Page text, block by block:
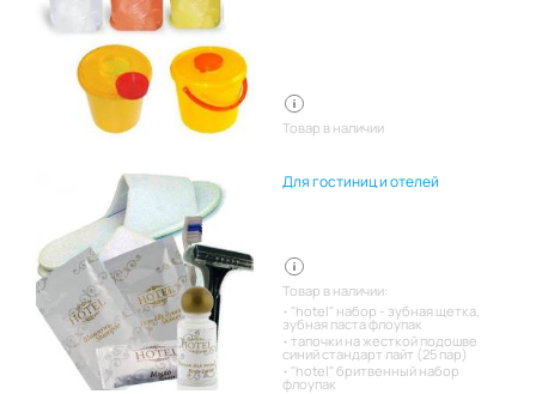
Товар в наличии
Для гостиниц и отелей
Товар в наличии:
"hotel" набор - зубная щетка,
зубная паста флоупак
тапочки на жесткой подошве
синий стандарт лайт (25 пар)
"hotel" бритвенный набор
флоупак